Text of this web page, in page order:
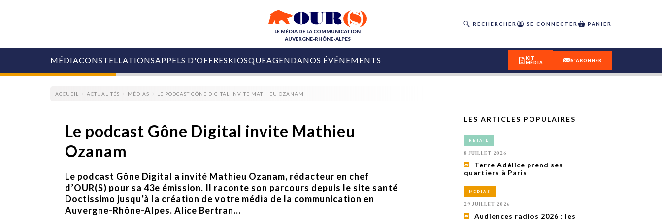
LE MÉDIA DE LA COMMUNICATION
AUVERGNE-RHÔNE-ALPES
RECHERCHER SE CONNECTER PANIER
MÉDIA
COLLECTIVITÉS
AGENCES
RETAIL
MÉDIAS
MANAGEMENT
ÉVÉNEMENTIELS
Nice : Denis Zanon
est décédé
Tourisme lance
Ardèche Trip
Planner
29 JUILLET 2026
[Debrief] Loire Tourisme
mise sur la déconnexion en
CONSTELLATIONSAPPELS D'OFFRESKIOSQUEAGENDANOS ÉVÉNEMENTS
OURS DU DIGITAL
KIT
MÉDIA
S'ABONNER
ACCUEIL ACTUALITÉS MÉDIAS LE PODCAST GÔNE DIGITAL INVITE MATHIEU OZANAM
Le podcast Gône Digital invite Mathieu
Ozanam
Le podcast Gône Digital a invité Mathieu Ozanam, rédacteur en chef
d’OUR(S) pour sa 43e émission. Il raconte son parcours depuis le site santé
Doctissimo jusqu’à la création de votre média de la communication en
Auvergne-Rhône-Alpes. Alice Bertran...
LES ARTICLES POPULAIRES
RETAIL
8 JUILLET 2026
Terre Adélice prend ses
quartiers à Paris
MÉDIAS
29 JUILLET 2026
Audiences radios 2026 : les